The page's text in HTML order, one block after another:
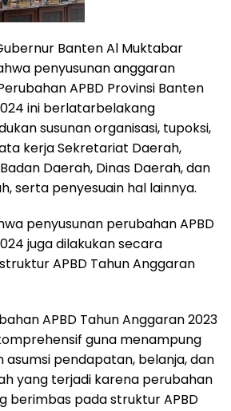
Banten Al Muktabar
penyusunan anggaran
APBD Provinsi Banten
ini berlatarbelakang
susunan organisasi, tupoksi,
kerja Sekretariat Daerah,
Daerah, Dinas Daerah, dan
serta penyesuain hal lainnya.
penyusunan perubahan APBD
juga dilakukan secara
APBD Tahun Anggaran
APBD Tahun Anggaran 2023
guna menampung
asumsi pendapatan, belanja, dan
yang terjadi karena perubahan
berimbas pada struktur APBD